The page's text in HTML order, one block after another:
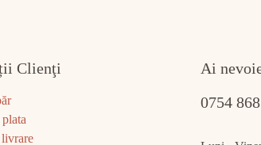
Clienţi
Ai
0754